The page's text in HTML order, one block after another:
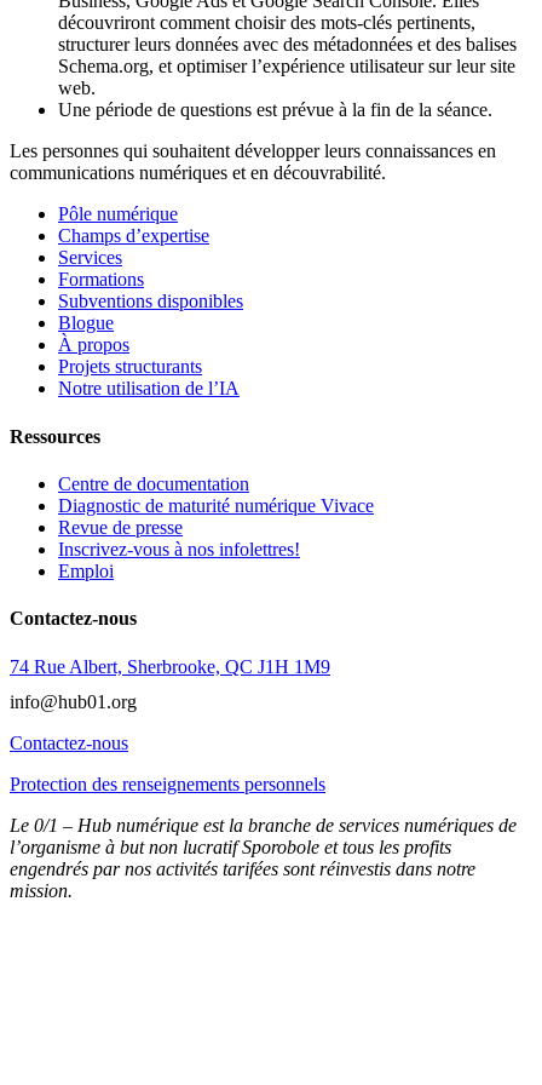
découvriront comment choisir des mots-clés pertinents,
structurer leurs données avec des métadonnées et des balises
Schema.org, et optimiser l’expérience utilisateur sur leur site
web.
Une période de questions est prévue à la fin de la séance.
Les personnes qui souhaitent développer leurs connaissances en
communications numériques et en découvrabilité.
Pôle numérique
Champs d’expertise
Services
Formations
Subventions disponibles
Blogue
À propos
Projets structurants
Notre utilisation de l’IA
Ressources
Centre de documentation
Diagnostic de maturité numérique Vivace
Revue de presse
Inscrivez-vous à nos infolettres!
Emploi
Contactez-nous
74 Rue Albert, Sherbrooke, QC J1H 1M9
info@hub01.org
Contactez-nous
Protection des renseignements personnels
Le 0/1 – Hub numérique est la branche de services numériques de
l’organisme à but non lucratif Sporobole et tous les profits
engendrés par nos activités tarifées sont réinvestis dans notre
mission.